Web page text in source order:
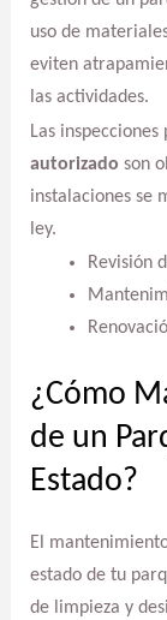
uso de
eviten
las actividades.
Las
autorizado son
instalaciones se
ley.
Revisión
¿Cómo
de un
Estado?
El
estado de tu
de limpieza y